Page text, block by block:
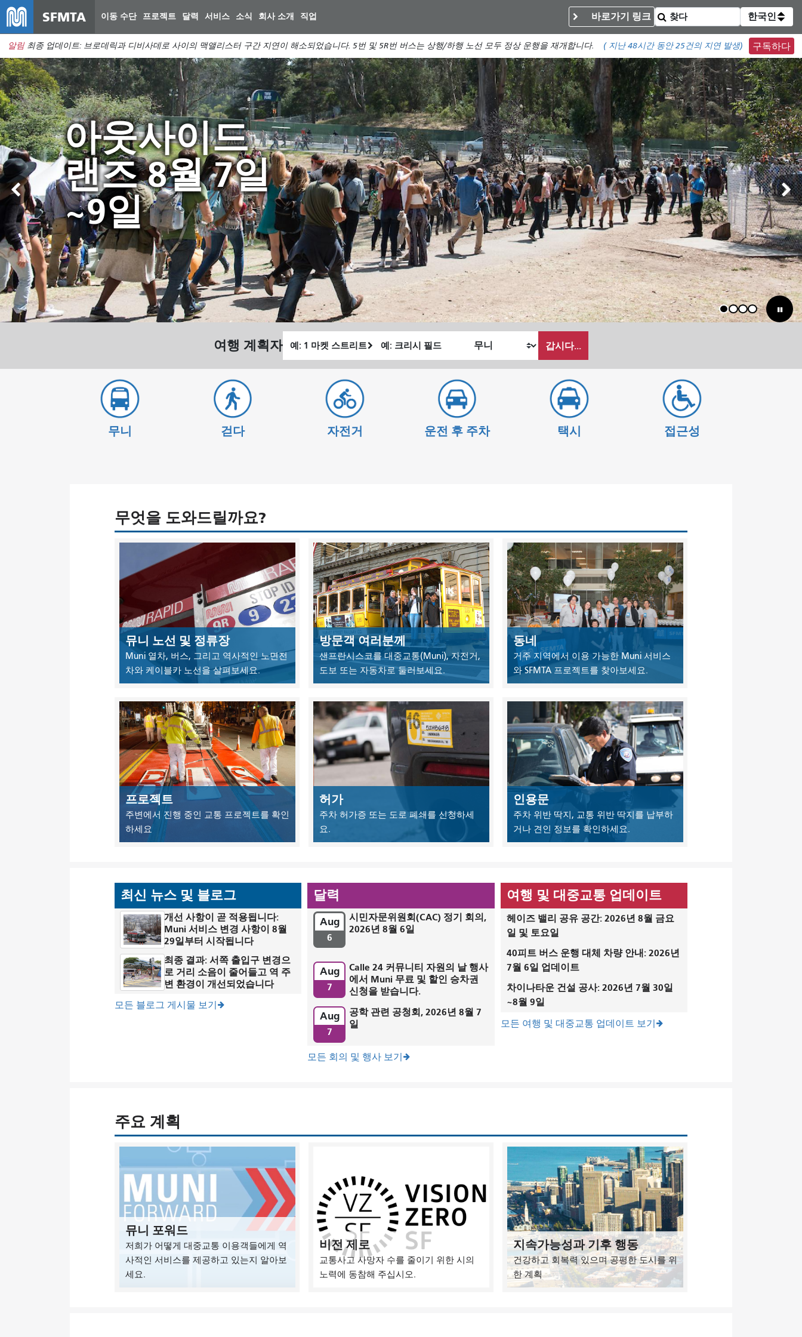
컨
텐
츠
로
건
너
뛰
기
SFMTA 이동 수단 프로젝트 달력 서비스 소식 회사 소개 직업 바로가기 링크 한국인
알림 최종 업데이트: 브로데릭과 디비사데로 사이의 맥앨리스터 구간 지연이 해소되었습니다. 5번 및 5R번 버스는 상행/하행 노선 모두 정상 운행을 재개합니다. ( 지난 48시간 동안25건의 지연 발생) 구독하다
아웃사이드
랜즈 8월 7일
~9일
Muni 서비스
변경 사항이
8월 29일부터
적용됩니다.
Muni와 함께
여름을 보내
세요
Muni를 살리
기 위해 예산
부족분을 메
우기
1 2 3 4
여행 계획자
위
위
내
가
여
행
하
고
싶
갑시다...
무니 걷다 자전거 운전 후 주차 택시 접근성
무엇을 도와드릴까요?
뮤니 노선 및 정류장
Muni 열차, 버스, 그리고 역사적인 노면전
차와 케이블카 노선을 살펴보세요.
방문객 여러분께
샌프란시스코를 대중교통(Muni), 자전거,
도보 또는 자동차로 둘러보세요.
동네
거주 지역에서 이용 가능한 Muni 서비스
와 SFMTA 프로젝트를 찾아보세요.
프로젝트
주변에서 진행 중인 교통 프로젝트를 확인
하세요
허가
주차 허가증 또는 도로 폐쇄를 신청하세
요.
인용문
주차 위반 딱지, 교통 위반 딱지를 납부하
거나 견인 정보를 확인하세요.
최신 뉴스 및 블로그
개선 사항이 곧 적용됩니다:
Muni 서비스 변경 사항이 8월
29일부터 시작됩니다
최종 결과: 서쪽 출입구 변경으
로 거리 소음이 줄어들고 역 주
변 환경이 개선되었습니다
모든 블로그 게시물 보기
달력
Aug
6
시민자문위원회(CAC) 정기 회의,
2026년 8월 6일
Aug
7
Calle 24 커뮤니티 자원의 날 행사
에서 Muni 무료 및 할인 승차권
신청을 받습니다.
Aug
7
공학 관련 공청회, 2026년 8월 7
일
모든 회의 및 행사 보기
여행 및 대중교통 업데이트
헤이즈 밸리 공유 공간: 2026년 8월 금요
일 및 토요일
40피트 버스 운행 대체 차량 안내: 2026년
7월 6일 업데이트
차이나타운 건설 공사: 2026년 7월 30일
~8월 9일
모든 여행 및 대중교통 업데이트 보기
주요 계획
뮤니 포워드
저희가 어떻게 대중교통 이용객들에게 역
사적인 서비스를 제공하고 있는지 알아보
세요.
비전 제로
교통사고 사망자 수를 줄이기 위한 시의
노력에 동참해 주십시오.
지속가능성과 기후 행동
건강하고 회복력 있으며 공평한 도시를 위
한 계획